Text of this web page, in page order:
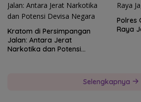
Kratom di Persimpangan
Jalan: Antara Jerat
Narkotika dan Potensi
Polres
Raya
Selengkapnya